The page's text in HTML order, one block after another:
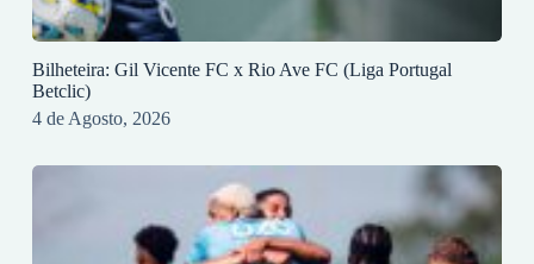
Bilheteira: Gil Vicente FC x Rio Ave FC (Liga Portugal
Betclic)
4 de Agosto, 2026